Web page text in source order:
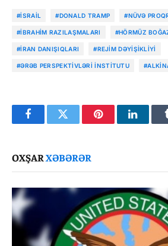
#İSRAIL #DONALD TRAMP #NÜVƏ
#İBRAHIM RAZILAŞMALARI #HÖRMÜZ
#İRAN DANIŞIQLARI #REJIM DƏYIŞIKLIYI
#ƏRƏB PERSPEKTIVLƏRI İNSTITUTU
FacebookTwitter Pinterest
OXŞARXƏBƏRƏR